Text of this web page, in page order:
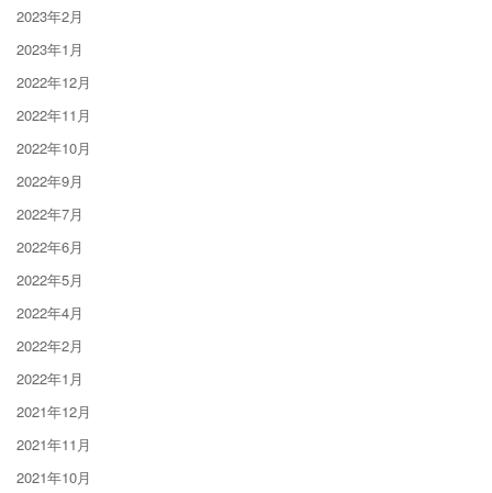
2023年2月
2023年1月
2022年12月
2022年11月
2022年10月
2022年9月
2022年7月
2022年6月
2022年5月
2022年4月
2022年2月
2022年1月
2021年12月
2021年11月
2021年10月